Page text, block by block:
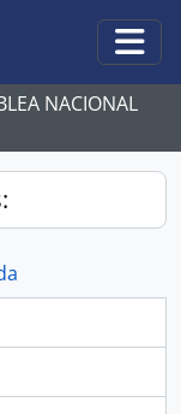
NACIONAL